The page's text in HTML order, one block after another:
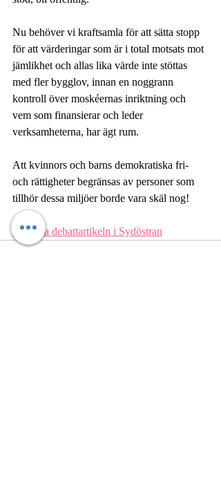
Nu behöver vi kraftsamla för att sätta stopp
för att värderingar som är i total motsats mot
jämlikhet och allas lika värde inte stöttas
med fler bygglov, innan en noggrann
kontroll över moskéernas inriktning och
vem som finansierar och leder
verksamheterna, har ägt rum.
Att kvinnors och barns demokratiska fri-
och rättigheter begränsas av personer som
tillhör dessa miljöer borde vara skäl nog!
Läs hela debattartikeln i Sydöstran